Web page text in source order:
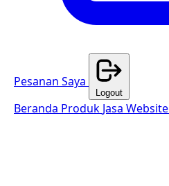
Pesanan Saya
Logout
Beranda Produk Jasa Website